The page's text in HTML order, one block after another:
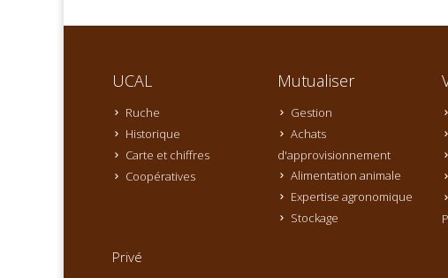
UCAL
Ruche
Historique
Carte et chiffres
Coopératives
Mutualiser
Gestion
Achats
d'approvisionnement
Alimentation animale
Expertise agronomique
Stockage
Privé